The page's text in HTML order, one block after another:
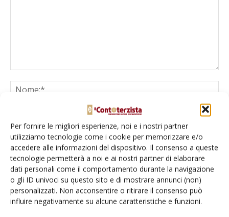
Per fornire le migliori esperienze, noi e i nostri partner
utilizziamo tecnologie come i cookie per memorizzare e/o
accedere alle informazioni del dispositivo. Il consenso a queste
tecnologie permetterà a noi e ai nostri partner di elaborare
dati personali come il comportamento durante la navigazione
o gli ID univoci su questo sito e di mostrare annunci (non)
personalizzati. Non acconsentire o ritirare il consenso può
influire negativamente su alcune caratteristiche e funzioni.
Salva il mio nome, email e sito web in questo browser per la
prossima volta che commento.